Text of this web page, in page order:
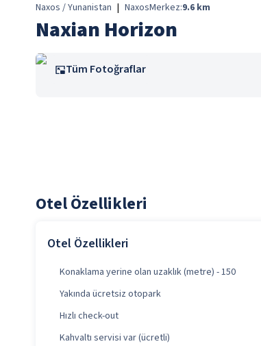
Naxos / Yunanistan | NaxosMerkez:9.6 km
Naxian Horizon
Tüm Fotoğraflar
Otel Özellikleri
Otel Özellikleri
Konaklama yerine olan uzaklık (metre) - 150
Yakında ücretsiz otopark
Hızlı check-out
Kahvaltı servisi var (ücretli)